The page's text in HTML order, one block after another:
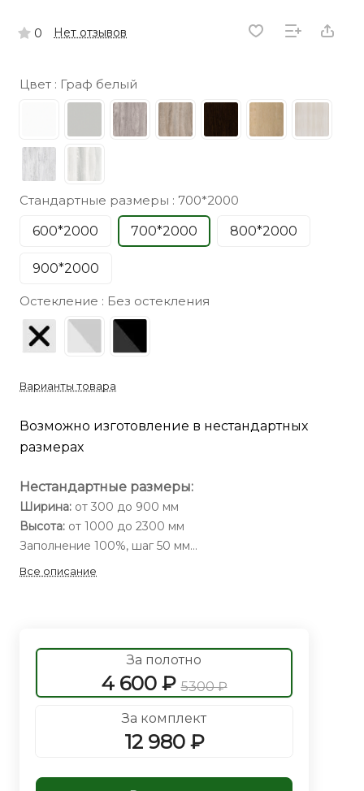
0 Нет отзывов
Цвет : Граф белый
Стандартные размеры : 700*2000
600*2000
700*2000 800*2000
900*2000
Остекление : Без остекления
Варианты товара
Возможно изготовление в нестандартных
размерах
Нестандартные размеры:
Ширина: от 300 до 900 мм
Высота: от 1000 до 2300 мм
Заполнение 100%, шаг 50 мм
Все описание
За полотно
4 600 ₽ 5300 ₽
За комплект
12 980 ₽